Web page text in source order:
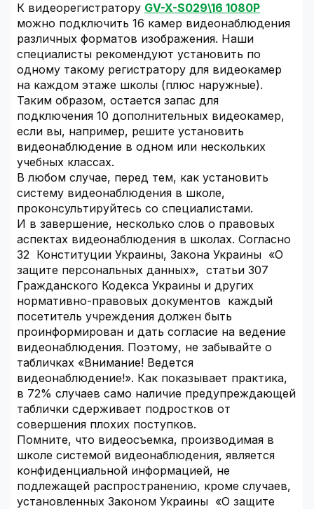
К видеорегистратору GV-X-S029\16 1080P
можно подключить 16 камер видеонаблюдения
различных форматов изображения. Наши
специалисты рекомендуют установить по
одному такому регистратору для видеокамер
на каждом этаже школы (плюс наружные).
Таким образом, остается запас для
подключения 10 дополнительных видеокамер,
если вы, например, решите установить
видеонаблюдение в одном или нескольких
учебных классах.
В любом случае, перед тем, как установить
систему видеонаблюдения в школе,
проконсультируйтесь со специалистами.
И в завершение, несколько слов о правовых
аспектах видеонаблюдения в школах. Согласно
32 Конституции Украины, Закона Украины «О
защите персональных данных», статьи 307
Гражданского Кодекса Украины и других
нормативно-правовых документов каждый
посетитель учреждения должен быть
проинформирован и дать согласие на ведение
видеонаблюдения. Поэтому, не забывайте о
табличках «Внимание! Ведется
видеонаблюдение!». Как показывает практика,
в 72% случаев само наличие предупреждающей
таблички сдерживает подростков от
совершения плохих поступков.
Помните, что видеосъемка, производимая в
школе системой видеонаблюдения, является
конфиденциальной информацией, не
подлежащей распространению, кроме случаев,
установленных Законом Украины «О защите